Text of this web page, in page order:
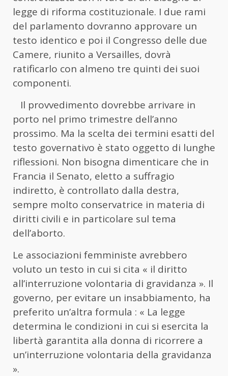
legge di riforma costituzionale. I due rami
del parlamento dovranno approvare un
testo identico e poi il Congresso delle due
Camere, riunito a Versailles, dovrà
ratificarlo con almeno tre quinti dei suoi
componenti.
Il provvedimento dovrebbe arrivare in
porto nel primo trimestre dell’anno
prossimo. Ma la scelta dei termini esatti del
testo governativo è stato oggetto di lunghe
riflessioni. Non bisogna dimenticare che in
Francia il Senato, eletto a suffragio
indiretto, è controllato dalla destra,
sempre molto conservatrice in materia di
diritti civili e in particolare sul tema
dell’aborto.
Le associazioni femministe avrebbero
voluto un testo in cui si cita « il diritto
all’interruzione volontaria di gravidanza ». Il
governo, per evitare un insabbiamento, ha
preferito un’altra formula : « La legge
determina le condizioni in cui si esercita la
libertà garantita alla donna di ricorrere a
un’interruzione volontaria della gravidanza
».